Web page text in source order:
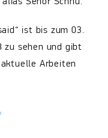
ist bis zum 03.
zu sehen und gibt
Arbeiten